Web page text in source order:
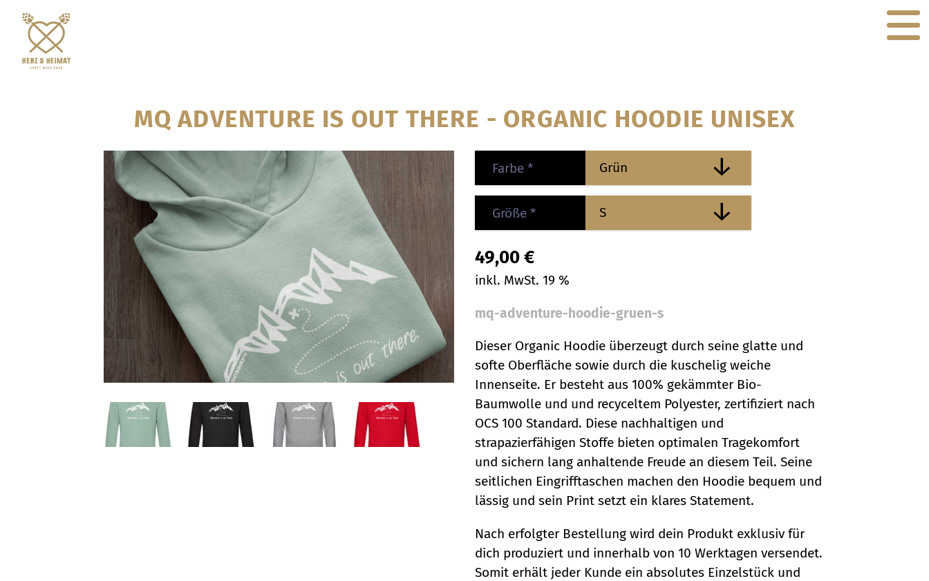
MQ ADVENTURE IS OUT THERE - ORGANIC HOODIE UNISEX
Farbe *
Größe *
49,00€
inkl. MwSt. 19 %
mq-adventure-hoodie-gruen-s
Dieser Organic Hoodie überzeugt durch seine glatte und
softe Oberfläche sowie durch die kuschelig weiche
Innenseite. Er besteht aus 100% gekämmter Bio-
Baumwolle und und recyceltem Polyester, zertifiziert nach
OCS 100 Standard. Diese nachhaltigen und
strapazierfähigen Stoffe bieten optimalen Tragekomfort
und sichern lang anhaltende Freude an diesem Teil. Seine
seitlichen Eingrifftaschen machen den Hoodie bequem und
lässig und sein Print setzt ein klares Statement.
Nach erfolgter Bestellung wird dein Produkt exklusiv für
dich produziert und innerhalb von 10 Werktagen versendet.
Somit erhält jeder Kunde ein absolutes Einzelstück und